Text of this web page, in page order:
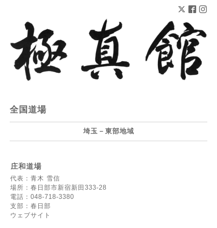
全国道場
埼玉－東部地域
庄和道場
代表：青木 雪信
場所：春日部市新宿新田333-28
電話：048-718-3380
支部：春日部
ウェブサイト